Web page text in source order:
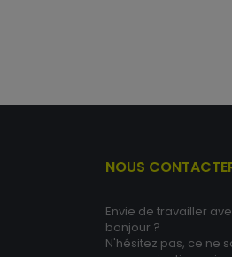
NOUS
Envie de travailler
bonjour ?
N'hésitez pas, ce ne